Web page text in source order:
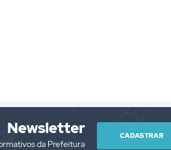
Newsletter
da Prefeitura
CADASTRAR